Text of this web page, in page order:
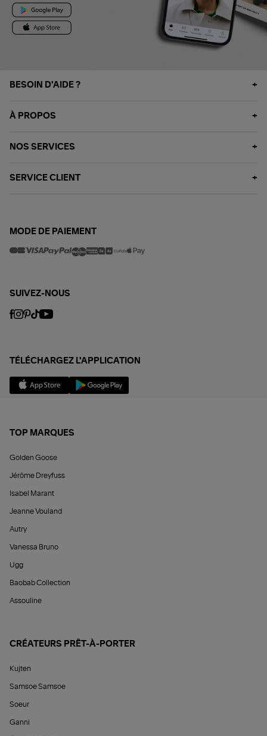
BESOIN D'AIDE ?
À PROPOS
NOS SERVICES
SERVICE CLIENT
MODE DE PAIEMENT
SUIVEZ-NOUS
TÉLÉCHARGEZ L'APPLICATION
TOP MARQUES
Golden Goose
Jérôme Dreyfuss
Isabel Marant
Jeanne Vouland
Autry
Vanessa Bruno
Ugg
Baobab Collection
Assouline
CRÉATEURS PRÊT-À-PORTER
Kujten
Samsoe Samsoe
Soeur
Ganni